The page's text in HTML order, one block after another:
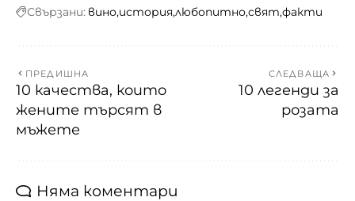
Свързани: вино история любопитносвят факти
ПРЕДИШНА
10 качества, които
жените търсят в
мъжете
СЛЕДВАЩА
10 легенди за
розата
Няма коментари